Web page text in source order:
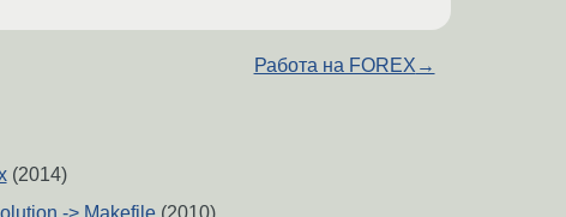
Работа на FOREX →
(2014)